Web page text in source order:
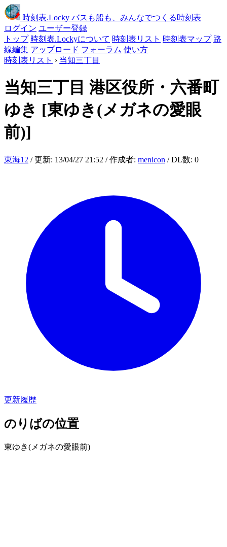
時刻表.Locky バスも船も、みんなでつくる時刻表
ログイン ユーザー登録
トップ 時刻表.Lockyについて 時刻表リスト 時刻表マップ 路
線編集 アップロード フォーラム 使い方
時刻表リスト › 当知三丁目
当知三丁目 港区役所・六番町
ゆき [東ゆき(メガネの愛眼
前)]
東海12 / 更新: 13/04/27 21:52 / 作成者: menicon / DL数: 0
更新履歴
のりばの位置
東ゆき(メガネの愛眼前)